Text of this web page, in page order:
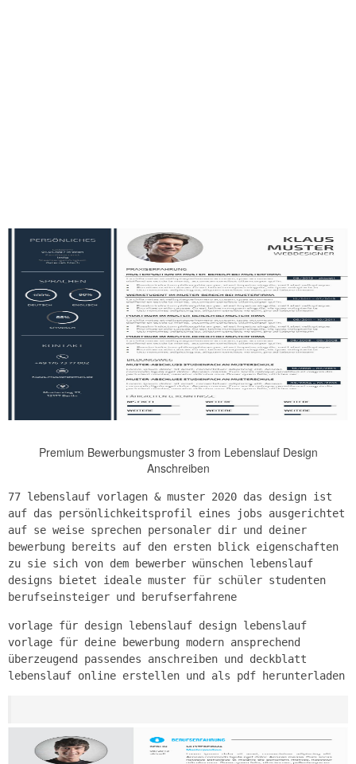
Premium Bewerbungsmuster 3 from Lebenslauf Design
Anschreiben
77 lebenslauf vorlagen & muster 2020 das design ist
auf das persönlichkeitsprofil eines jobs ausgerichtet
auf se weise sprechen personaler dir und deiner
bewerbung bereits auf den ersten blick eigenschaften
zu sie sich von dem bewerber wünschen lebenslauf
designs bietet ideale muster für schüler studenten
berufseinsteiger und berufserfahrene
vorlage für design lebenslauf design lebenslauf
vorlage für deine bewerbung modern ansprechend
überzeugend passendes anschreiben und deckblatt
lebenslauf online erstellen und als pdf herunterladen